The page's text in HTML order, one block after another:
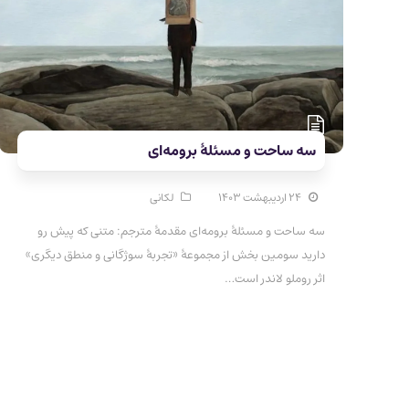
سه ساحت و مسئلۀ برومه‌ای
۲۴ اردیبهشت ۱۴۰۳ لکانی
سه ساحت و مسئلۀ برومه‌ای مقدمۀ مترجم: متنی که پیش رو
دارید سومین بخش از مجموعۀ «تجربۀ سوژگانی و منطق دیگری»
اثر روملو لاندر است…